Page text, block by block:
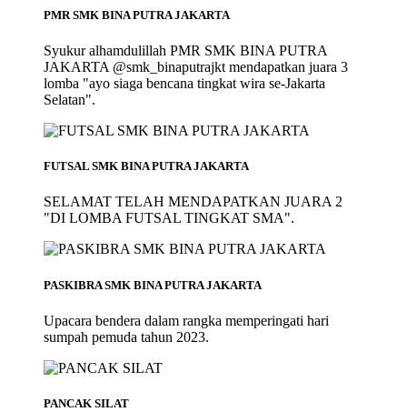
PMR SMK BINA PUTRA JAKARTA
Syukur alhamdulillah PMR SMK BINA PUTRA
JAKARTA @smk_binaputrajkt mendapatkan juara 3
lomba "ayo siaga bencana tingkat wira se-Jakarta
Selatan".
FUTSAL SMK BINA PUTRA JAKARTA
SELAMAT TELAH MENDAPATKAN JUARA 2
"DI LOMBA FUTSAL TINGKAT SMA".
PASKIBRA SMK BINA PUTRA JAKARTA
Upacara bendera dalam rangka memperingati hari
sumpah pemuda tahun 2023.
PANCAK SILAT